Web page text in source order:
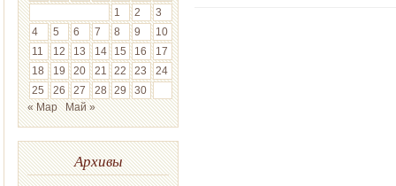
1
2
3
4
5 6 7 8 9
10
11
12 13 14 15 16
17
18
19 20 21 22 23
24
25
26 27 28 29
30
« Мар
Май »
Архивы